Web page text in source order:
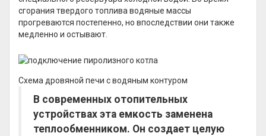
сгорания твердого топлива водяные массы
прогреваются постепенно, но впоследствии они также
медленно и остывают.
Схема дровяной печи с водяным контуром
В современных отопительных
устройствах эта емкость заменена
теплообменником. Он создает целую